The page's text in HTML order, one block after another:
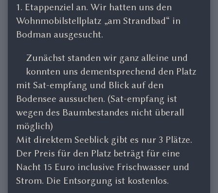
1. Etappenziel an. Wir hatten uns den
Wohnmobilstellplatz „am Strandbad“ in
Bodman ausgesucht.
Zunächst standen wir ganz alleine und
konnten uns dementsprechend den Platz
mit Sat-empfang und Blick auf den
Bodensee aussuchen. (Sat-empfang ist
wegen des Baumbestandes nicht überall
möglich)
Mit direktem Seeblick gibt es nur 3 Plätze.
Der Preis für den Platz beträgt für eine
Nacht 15 Euro inclusive Frischwasser und
Strom. Die Entsorgung ist kostenlos.